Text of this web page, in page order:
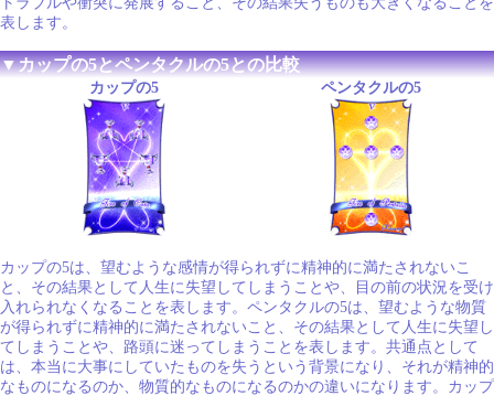
表します。
▼カップの5とペンタクルの5との比較
カップの5 ペンタクルの5
カップの5は、望むような感情が得られずに精神的に満たされないこ
と、その結果として人生に失望してしまうことや、目の前の状況を受け
入れられなくなることを表します。ペンタクルの5は、望むような物質
が得られずに精神的に満たされないこと、その結果として人生に失望し
てしまうことや、路頭に迷ってしまうことを表します。共通点として
は、本当に大事にしていたものを失うという背景になり、それが精神的
なものになるのか、物質的なものになるのかの違いになります。カップ